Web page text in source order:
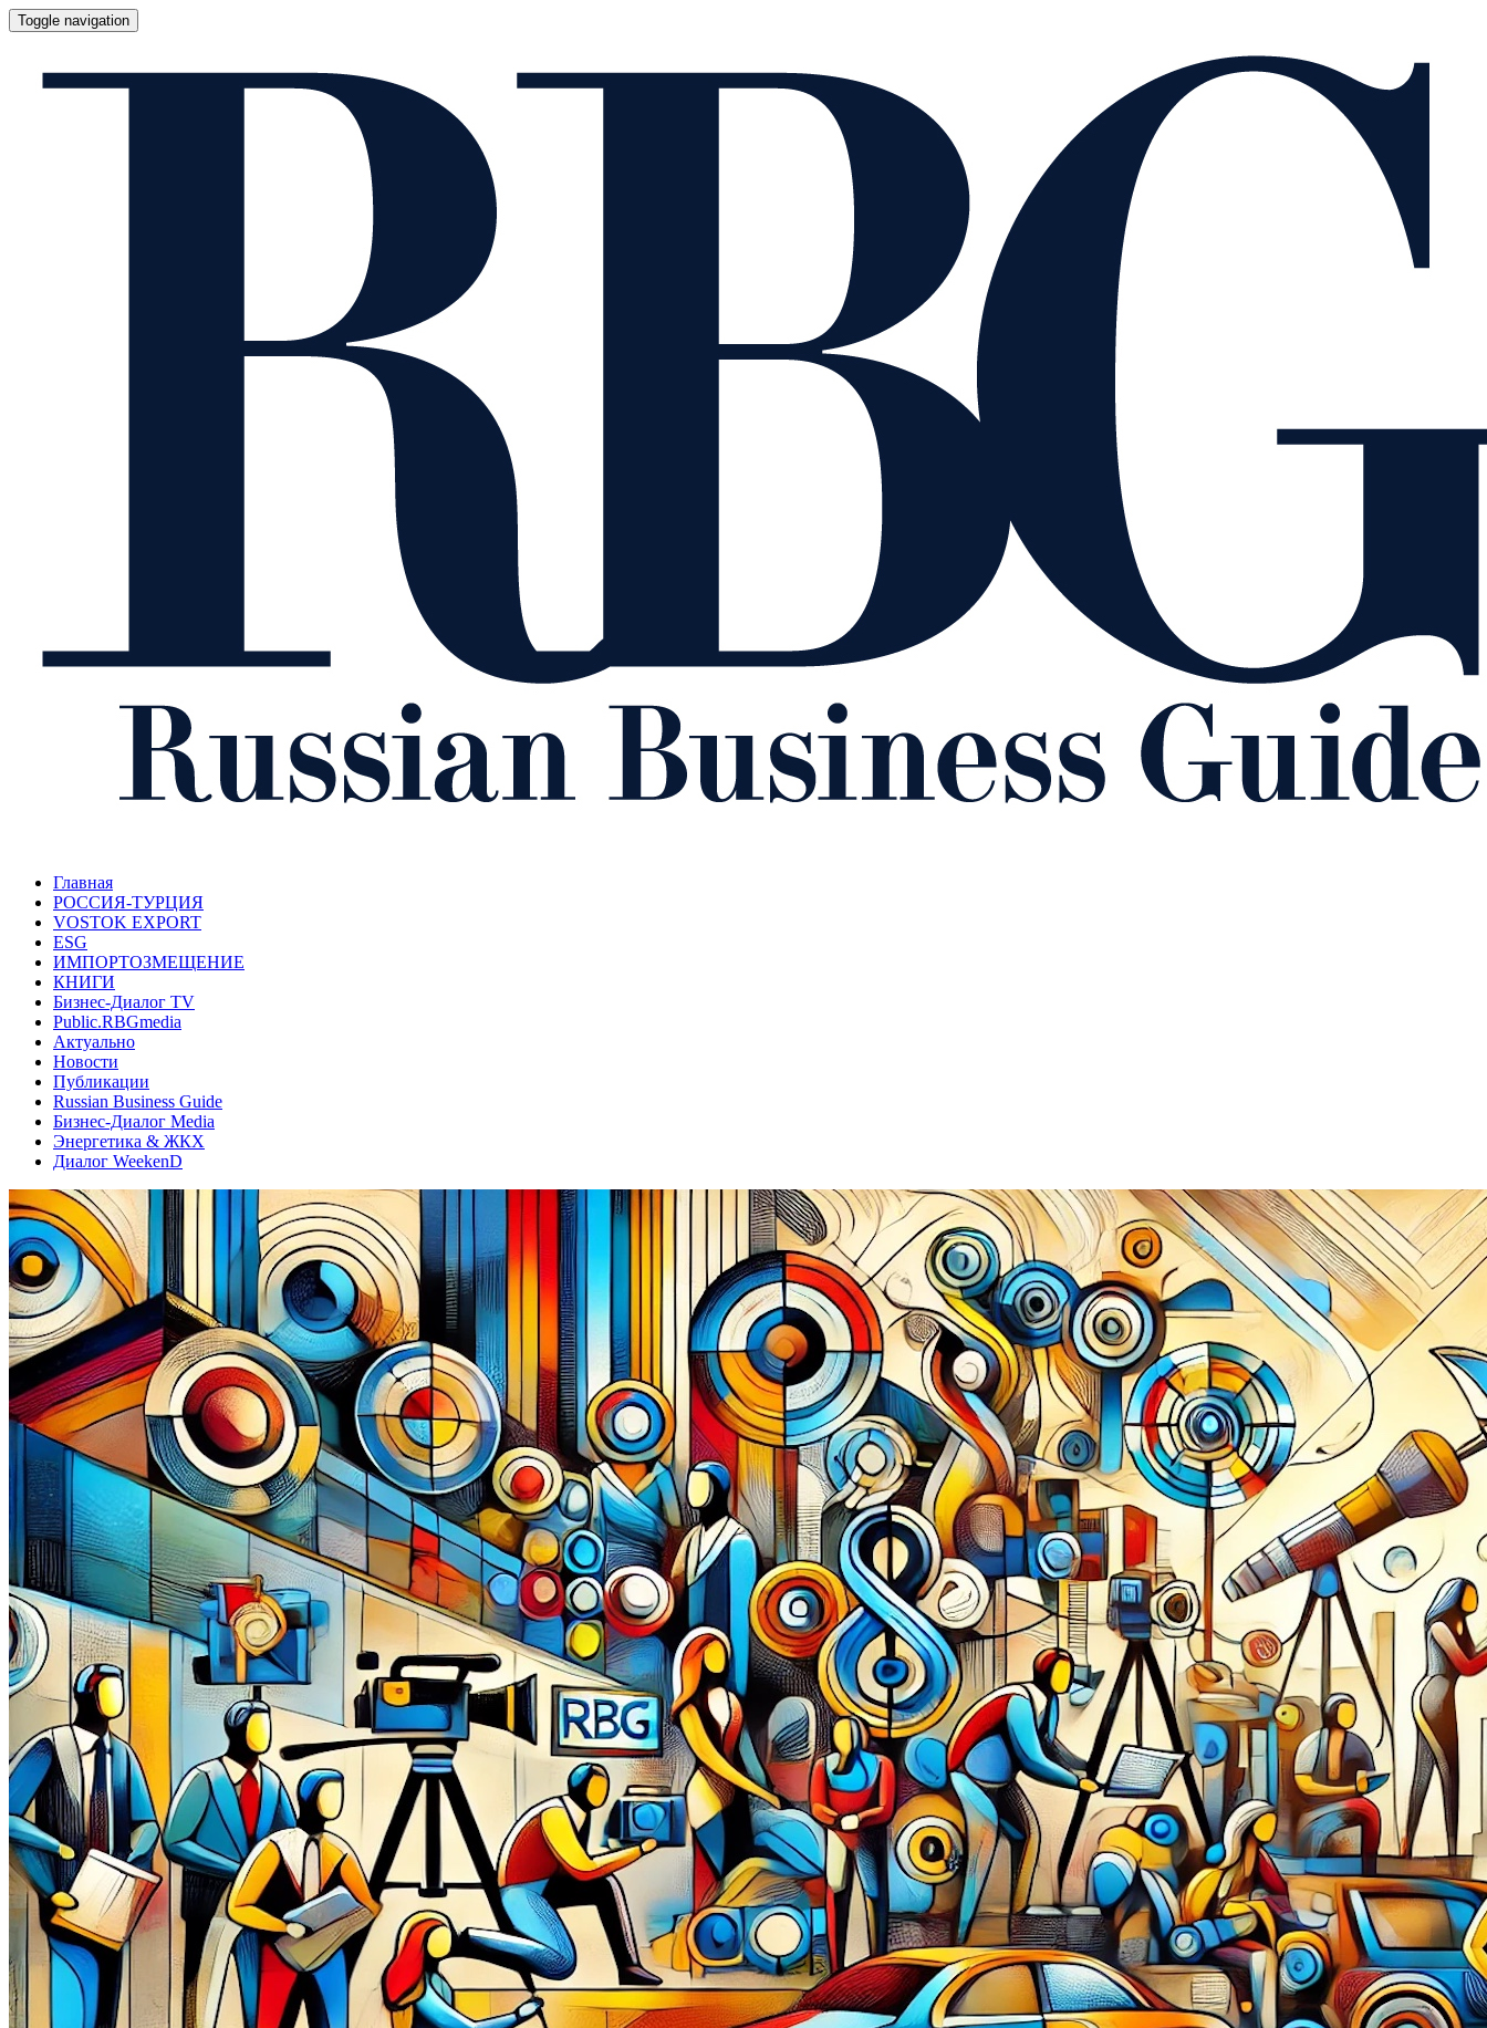
Toggle navigation
Главная
РОССИЯ-ТУРЦИЯ
VOSTOK EXPORT
ESG
ИМПОРТОЗМЕЩЕНИЕ
КНИГИ
Бизнес-Диалог TV
Public.RBGmedia
Актуально
Новости
Публикации
Russian Business Guide
Бизнес-Диалог Media
Энергетика & ЖКХ
Диалог WeekenD